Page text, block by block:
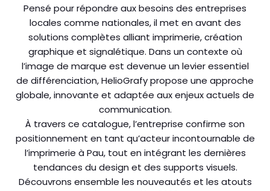
Pensé pour répondre aux besoins des entreprises
locales comme nationales, il met en avant des
solutions complètes alliant imprimerie, création
graphique et signalétique. Dans un contexte où
l’image de marque est devenue un levier essentiel
de différenciation, HelioGrafy propose une approche
globale, innovante et adaptée aux enjeux actuels de
communication.
À travers ce catalogue, l’entreprise confirme son
positionnement en tant qu’acteur incontournable de
l’imprimerie à Pau, tout en intégrant les dernières
tendances du design et des supports visuels.
Découvrons ensemble les nouveautés et les atouts